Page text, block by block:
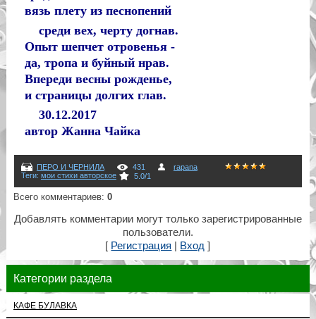
вязь плету из песнопений
среди вех, черту догнав.
Опыт шепчет отровенья -
да, тропа и буйный нрав.
Впереди весны рожденье,
и страницы долгих глав.
30.12.2017
автор Жанна Чайка
ПЕРО И ЧЕРНИЛА 431
rapana
Теги: мои стихи авторское 5.0/1
Всего комментариев: 0
Добавлять комментарии могут только зарегистрированные
пользователи.
[ Регистрация Вход ]
Категории раздела
КАФЕ БУЛАВКА